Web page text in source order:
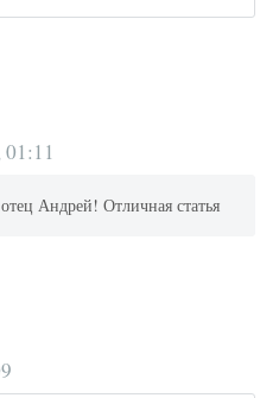
Андрей! Отличная статья